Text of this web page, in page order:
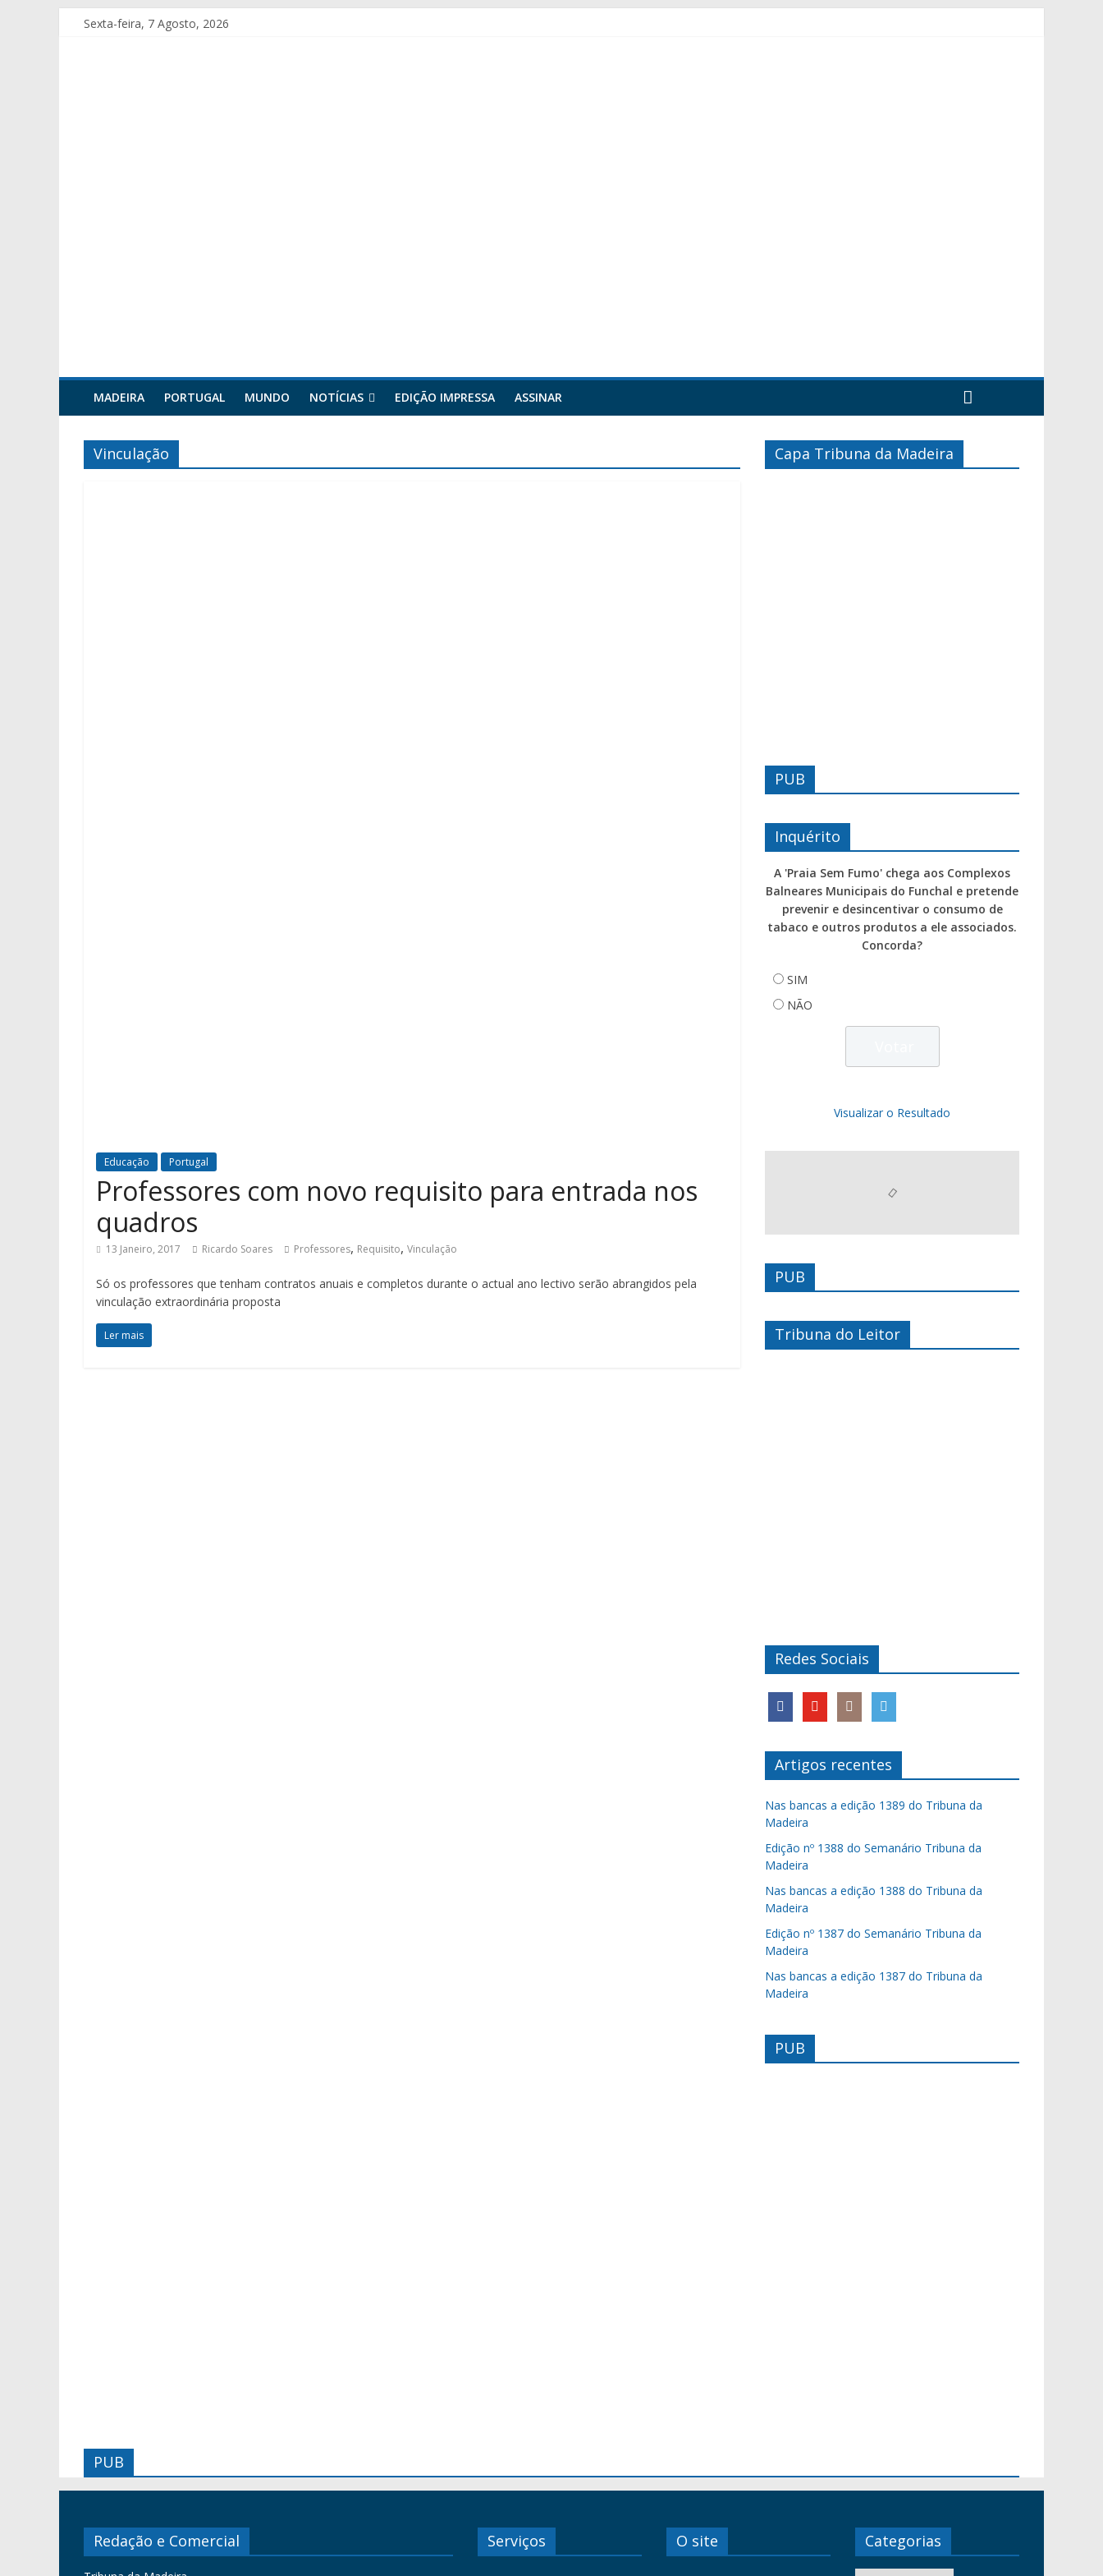
Sexta-feira, 7 Agosto, 2026
MADEIRA PORTUGAL MUNDO NOTÍCIAS EDIÇÃO IMPRESSA ASSINAR
Vinculação
Educação Portugal
Professores com novo requisito para entrada nos
quadros
13 Janeiro, 2017 Ricardo Soares Professores, Requisito, Vinculação
Só os professores que tenham contratos anuais e completos durante o actual ano lectivo serão abrangidos pela
vinculação extraordinária proposta
Ler mais
Capa Tribuna da Madeira
PUB
Inquérito
A 'Praia Sem Fumo' chega aos Complexos
Balneares Municipais do Funchal e pretende
prevenir e desincentivar o consumo de
tabaco e outros produtos a ele associados.
Concorda?
SIM
NÃO
Visualizar o Resultado
PUB
Tribuna do Leitor
Redes Sociais
Artigos recentes
Nas bancas a edição 1389 do Tribuna da
Madeira
Edição nº 1388 do Semanário Tribuna da
Madeira
Nas bancas a edição 1388 do Tribuna da
Madeira
Edição nº 1387 do Semanário Tribuna da
Madeira
Nas bancas a edição 1387 do Tribuna da
Madeira
PUB
PUB
Redação e Comercial Serviços O site Categorias